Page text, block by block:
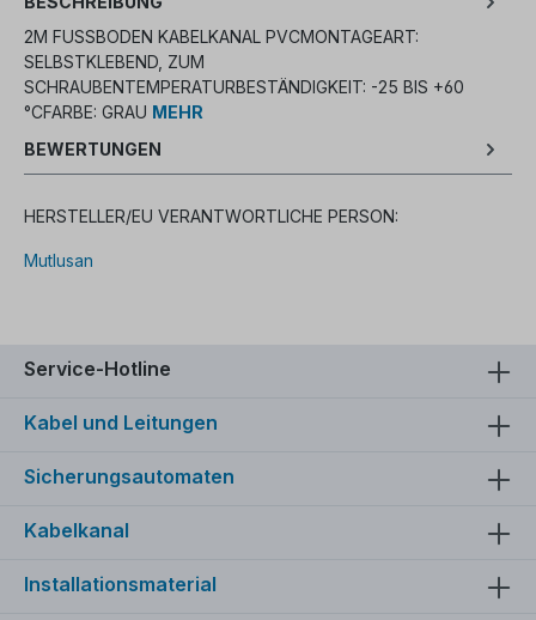
2M FUSSBODEN KABELKANAL PVCMONTAGEART: S
ELBSTKLEBEND, ZUM S
CHRAUBENTEMPERATURBESTÄNDIGKEIT: -25 BIS +60 °
CFARBE: GRAU MEHR
BEWERTUNGEN
HERSTELLER/EU VERANTWORTLICHE PERSON:
Mutlusan
Service-Hotline
Kabel und Leitungen
Sicherungsautomaten
Kabelkanal
Installationsmaterial